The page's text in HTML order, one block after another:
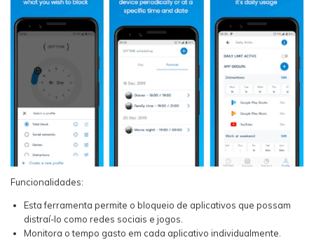
Funcionalidades:
Esta ferramenta permite o bloqueio de aplicativos que possam
distraí-lo como redes sociais e jogos.
Monitora o tempo gasto em cada aplicativo individualmente.